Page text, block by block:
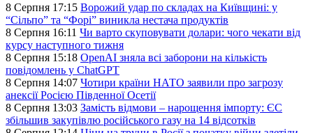
8 Серпня 17:15 Ворожий удар по складах на Київщині: у
“Сільпо” та “Форі” виникла нестача продуктів
8 Серпня 16:11 Чи варто скуповувати долари: чого чекати від
курсу наступного тижня
8 Серпня 15:18 OpenAI зняла всі заборони на кількість
повідомлень у ChatGPT
8 Серпня 14:07 Чотири країни НАТО заявили про загрозу
анексії Росією Південної Осетії
8 Серпня 13:03 Замість відмови – нарощення імпорту: ЄС
збільшив закупівлю російського газу на 14 відсотків